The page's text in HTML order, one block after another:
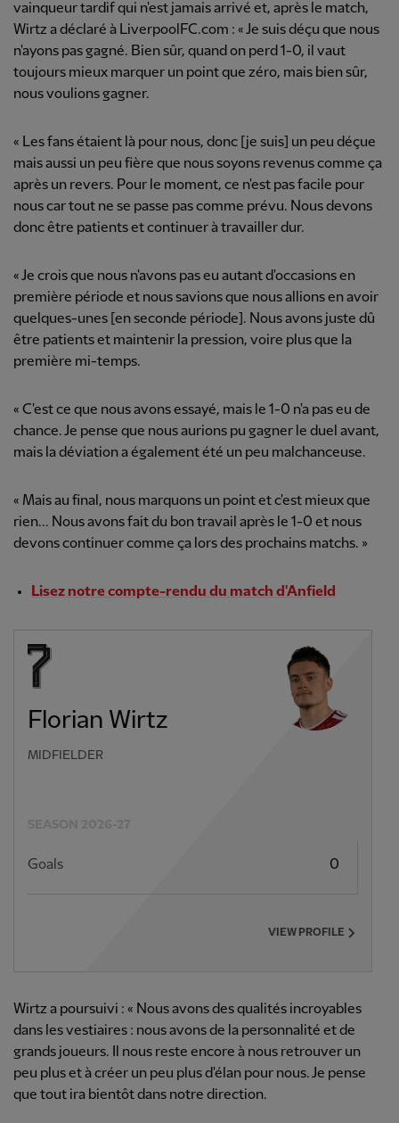
vainqueur tardif qui n'est jamais arrivé et, après le match,
Wirtz a déclaré à LiverpoolFC.com : « Je suis déçu que nous
n'ayons pas gagné. Bien sûr, quand on perd 1-0, il vaut
toujours mieux marquer un point que zéro, mais bien sûr,
nous voulions gagner.
« Les fans étaient là pour nous, donc [je suis] un peu déçue
mais aussi un peu fière que nous soyons revenus comme ça
après un revers. Pour le moment, ce n'est pas facile pour
nous car tout ne se passe pas comme prévu. Nous devons
donc être patients et continuer à travailler dur.
« Je crois que nous n'avons pas eu autant d'occasions en
première période et nous savions que nous allions en avoir
quelques-unes [en seconde période]. Nous avons juste dû
être patients et maintenir la pression, voire plus que la
première mi-temps.
« C'est ce que nous avons essayé, mais le 1-0 n'a pas eu de
chance. Je pense que nous aurions pu gagner le duel avant,
mais la déviation a également été un peu malchanceuse.
« Mais au final, nous marquons un point et c'est mieux que
rien... Nous avons fait du bon travail après le 1-0 et nous
devons continuer comme ça lors des prochains matchs. »
Lisez notre compte-rendu du match d'Anfield
Florian Wirtz
MIDFIELDER
Goals 0
VIEW PROFILE
Wirtz a poursuivi : « Nous avons des qualités incroyables
dans les vestiaires : nous avons de la personnalité et de
grands joueurs. Il nous reste encore à nous retrouver un
peu plus et à créer un peu plus d'élan pour nous. Je pense
que tout ira bientôt dans notre direction.